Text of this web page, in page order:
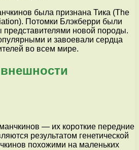
была признана Тика (The
Потомки Блэкберри были
новой породы.
и завоевали сердца
во всем мире.
— их короткие передние
результатом генетической
похожими на маленьких